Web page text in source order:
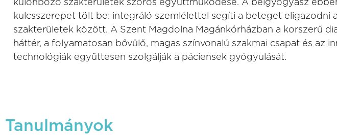
különböző szakterületek szoros együttműködése. A belgyógyász
kulcsszerepet tölt be: integráló szemlélettel segíti a beteget eligazodni
szakterületek között. A Szent Magdolna Magánkórházban a korszerű
háttér, a folyamatosan bővülő, magas színvonalú szakmai csapat és az
technológiák együttesen szolgálják a páciensek gyógyulását.
Tanulmányok